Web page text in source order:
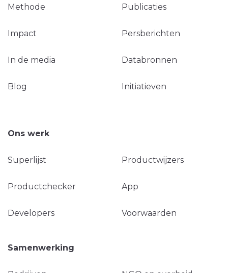
Methode Publicaties
Impact Persberichten
In de media Databronnen
Blog Initiatieven
Ons werk
Superlijst Productwijzers
Productchecker App
Developers Voorwaarden
Samenwerking